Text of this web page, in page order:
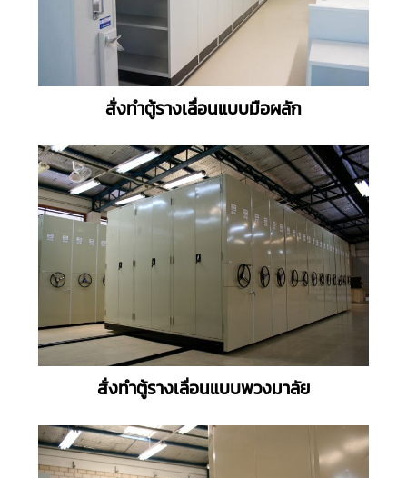
สั่งทำตู้รางเลื่อนแบบมือผลัก
สั่งทำตู้รางเลื่อนแบบพวงมาลัย